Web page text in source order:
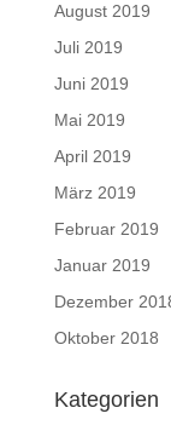
August 2019
Juli 2019
Juni 2019
Mai 2019
April 2019
März 2019
Februar 2019
Januar 2019
Dezember
Oktober 2018
Kategorien